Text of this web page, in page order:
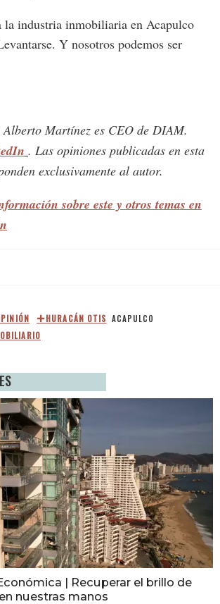
la industria inmobiliaria en Acapulco
Y nosotros podemos ser
Alberto Martínez es CEO de DIAM.
. Las opiniones publicadas en esta
exclusivamente al autor.
sobre este y otros temas en
HURACÁN OTIS ACAPULCO
| Recuperar el brillo de
nuestras manos